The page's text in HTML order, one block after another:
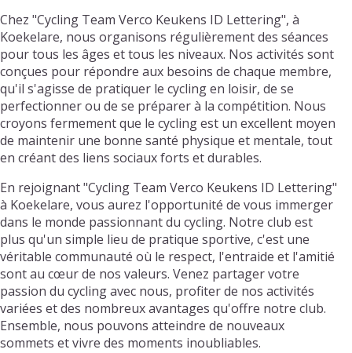
Chez "Cycling Team Verco Keukens ID Lettering", à
Koekelare, nous organisons régulièrement des séances
pour tous les âges et tous les niveaux. Nos activités sont
conçues pour répondre aux besoins de chaque membre,
qu'il s'agisse de pratiquer le cycling en loisir, de se
perfectionner ou de se préparer à la compétition. Nous
croyons fermement que le cycling est un excellent moyen
de maintenir une bonne santé physique et mentale, tout
en créant des liens sociaux forts et durables.
En rejoignant "Cycling Team Verco Keukens ID Lettering"
à Koekelare, vous aurez l'opportunité de vous immerger
dans le monde passionnant du cycling. Notre club est
plus qu'un simple lieu de pratique sportive, c'est une
véritable communauté où le respect, l'entraide et l'amitié
sont au cœur de nos valeurs. Venez partager votre
passion du cycling avec nous, profiter de nos activités
variées et des nombreux avantages qu'offre notre club.
Ensemble, nous pouvons atteindre de nouveaux
sommets et vivre des moments inoubliables.